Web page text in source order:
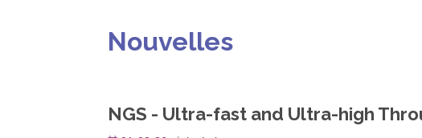
Nouvelles
NGS - Ultra-fast and Ultra-high